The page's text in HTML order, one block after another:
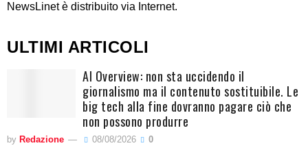
NewsLinet è distribuito via Internet.
ULTIMI ARTICOLI
AI Overview: non sta uccidendo il
giornalismo ma il contenuto sostituibile. Le
big tech alla fine dovranno pagare ciò che
non possono produrre
by Redazione 08/08/2026 0